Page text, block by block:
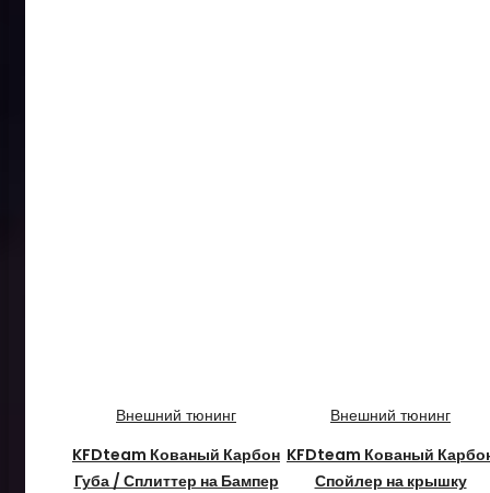
Внешний тюнинг
KFDteam Кованый Карбон
Губа / Сплиттер на Бампер
Внешний тюнинг
KFDteam Кованый
Спойлер на крышку